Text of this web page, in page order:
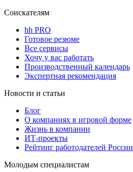
Соискателям
hh PRO
Готовое резюме
Все сервисы
Хочу у вас работать
Производственный календарь
Экспертная рекомендация
Новости и статьи
Блог
О компаниях в игровой форме
Жизнь в компании
ИТ-проекты
Рейтинг работодателей России
Молодым специалистам